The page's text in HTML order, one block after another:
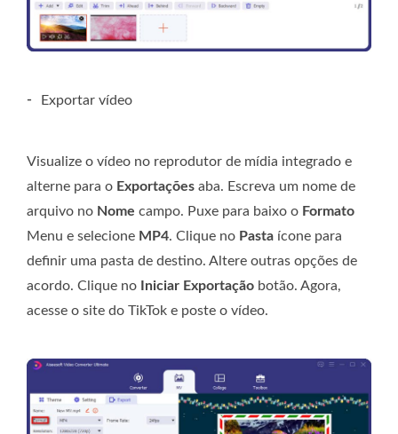
- Exportar vídeo
Visualize o vídeo no reprodutor de mídia integrado e
alterne para o Exportações aba. Escreva um nome de
arquivo no Nome campo. Puxe para baixo o Formato
Menu e selecione MP4. Clique no Pasta ícone para
definir uma pasta de destino. Altere outras opções de
acordo. Clique no
Iniciar Exportação botão. Agora,
acesse o site do TikTok e poste o vídeo.